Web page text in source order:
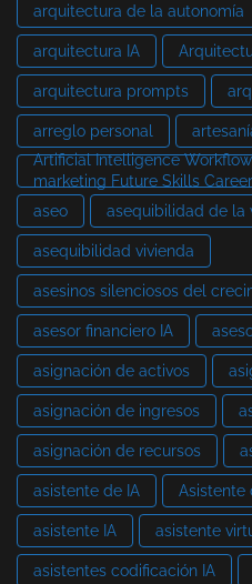
arquitectura de la autonomía
arquitectura IA
arquitectura prompts
arreglo personal
Artificial Intelligence
marketing Future Skills
aseo
asequibilidad de la
asequibilidad vivienda
asesinos silenciosos del
asesor financiero IA
asignación de activos
asignación de ingresos
asignación de recursos
asistente de IA Asistente
asistente IA asistente
asistentes codificación IA